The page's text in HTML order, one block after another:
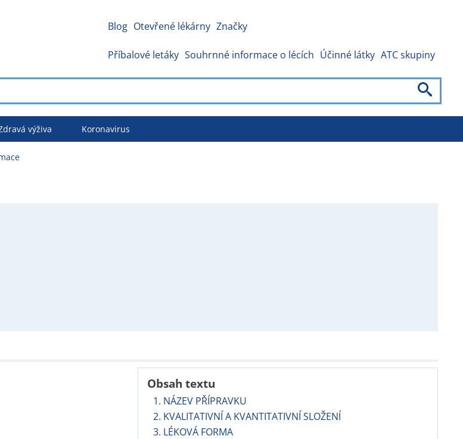
Blog Otevřené lékárny Značky
Příbalové letáky Souhrnné informace o lécích Účinné látky ATC skupiny
výživa Koronavirus
Obsah textu
1. NÁZEV PŘÍPRAVKU
2. KVALITATIVNÍ A KVANTITATIVNÍ SLOŽENÍ
3. LÉKOVÁ FORMA